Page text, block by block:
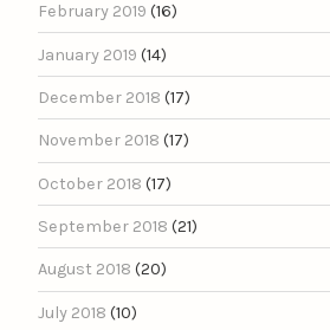
February 2019 (16)
January 2019 (14)
December 2018 (17)
November 2018 (17)
October 2018 (17)
September 2018 (21)
August 2018 (20)
July 2018 (10)